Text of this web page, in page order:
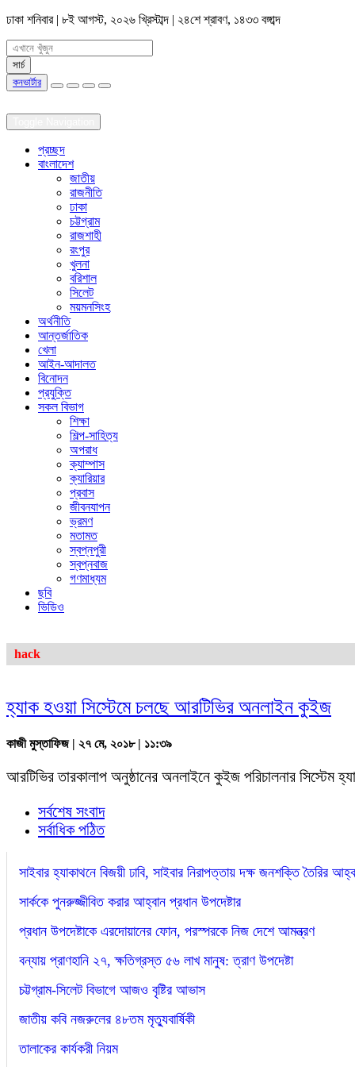
ঢাকা শনিবার | ৮ই আগস্ট, ২০২৬ খ্রিস্টাব্দ | ২৪শে শ্রাবণ, ১৪৩৩ বঙ্গাব্দ
কনভার্টার
প্রচ্ছদ
বাংলাদেশ
জাতীয়
রাজনীতি
ঢাকা
চট্টগ্রাম
রাজশাহী
রংপুর
খুলনা
বরিশাল
সিলেট
ময়মনসিংহ
অর্থনীতি
আন্তর্জাতিক
খেলা
আইন-আদালত
বিনোদন
প্রযুক্তি
সকল বিভাগ
শিক্ষা
শিল্প-সাহিত্য
অপরাধ
ক্যাম্পাস
ক্যারিয়ার
প্রবাস
জীবনযাপন
ভ্রমণ
মতামত
স্বপ্নপুরী
স্বপ্নবাজ
গণমাধ্যম
ছবি
ভিডিও
hack
হ্যাক হওয়া সিস্টেমে চলছে আরটিভির অনলাইন কুইজ
কাজী মুস্তাফিজ| ২৭ মে, ২০১৮ | ১১:৩৯
আরটিভির তারকালাপ অনুষ্ঠানের অনলাইনে কুইজ পরিচালনার সিস্টেম
সর্বশেষ সংবাদ
সর্বাধিক পঠিত
সাইবার হ্যাকাথনে বিজয়ী ঢাবি, সাইবার নিরাপত্তায় দক্ষ জনশক্তি তৈরির
সার্ককে পুনরুজ্জীবিত করার আহ্বান প্রধান উপদেষ্টার
প্রধান উপদেষ্টাকে এরদোয়ানের ফোন, পরস্পরকে নিজ দেশে আমন্ত্রণ
বন্যায় প্রাণহানি ২৭, ক্ষতিগ্রস্ত ৫৬ লাখ মানুষ: ত্রাণ উপদেষ্টা
চট্টগ্রাম-সিলেট বিভাগে আজও বৃষ্টির আভাস
জাতীয় কবি নজরুলের ৪৮তম মৃত্যুবার্ষিকী
তালাকের কার্যকরী নিয়ম